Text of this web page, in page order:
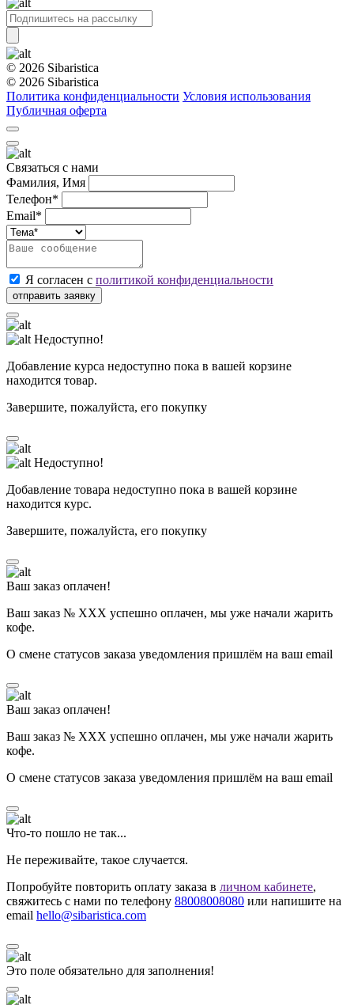
© 2026 Sibaristica
© 2026 Sibaristica
Политика конфиденциальности Условия использования
Публичная оферта
Связаться с нами
Фамилия, Имя
Телефон*
Email*
Я согласен с политикой конфиденциальности
Недоступно!
Добавление курса недоступно пока в вашей корзине
находится товар.
Завершите, пожалуйста, его покупку
Недоступно!
Добавление товара недоступно пока в вашей корзине
находится курс.
Завершите, пожалуйста, его покупку
Ваш заказ оплачен!
Ваш заказ № ХХХ успешно оплачен, мы уже начали жарить
кофе.
О смене статусов заказа уведомления пришлём на ваш email
Ваш заказ оплачен!
Ваш заказ № ХХХ успешно оплачен, мы уже начали жарить
кофе.
О смене статусов заказа уведомления пришлём на ваш email
Что-то пошло не так...
Не переживайте, такое случается.
Попробуйте повторить оплату заказа в личном кабинете,
свяжитесь с нами по телефону 88008008080 или напишите на
email hello@sibaristica.com
Это поле обязательно для заполнения!